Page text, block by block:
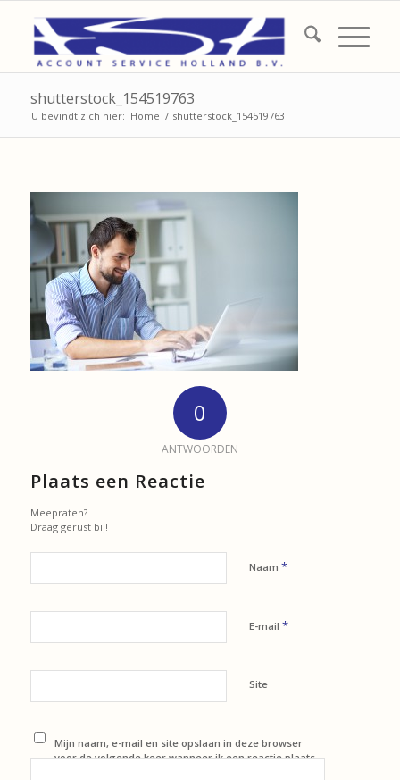
shutterstock_154519763
U bevindt zich hier: Home / shutterstock_154519763
0
ANTWOORDEN
Plaats een Reactie
Meepraten?
Draag gerust bij!
Naam *
E-mail *
Site
Mijn naam, e-mail en site opslaan in deze browser
voor de volgende keer wanneer ik een reactie plaats.